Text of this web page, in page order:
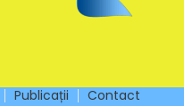
Publicații Contact